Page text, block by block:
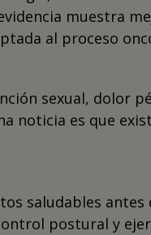
muestra
al proceso
sexual, dolor
noticia es que
saludables
postural y